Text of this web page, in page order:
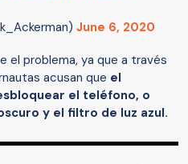
June 6, 2020
el problema, ya que a través
acusan que el
el teléfono, o
y el filtro de luz azul.